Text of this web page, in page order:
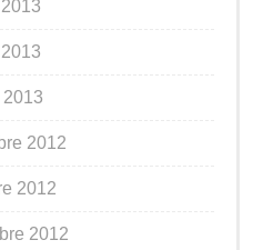
2012
2012
2012